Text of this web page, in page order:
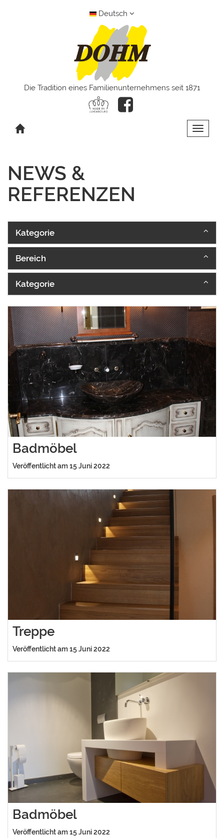
Deutsch
Die Tradition eines Familienunternehmens seit 1871
Toggle
NEWS &
REFERENZEN
Kategorie
Bereich
Kategorie
Badmöbel
Veröffentlicht am 15 Juni 2022
Treppe
Veröffentlicht am 15 Juni 2022
Badmöbel
Veröffentlicht am 15 Juni 2022